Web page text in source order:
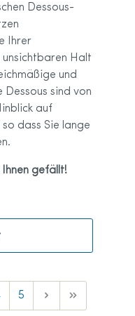
Dessous-
Ihrer
unsichtbaren Halt
und
sind von
auf
dass Sie lange
Ihnen gefällt!
5